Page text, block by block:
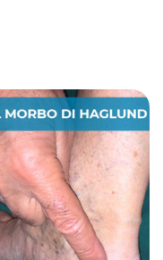
ad indossare le
Morbo di Haglund è